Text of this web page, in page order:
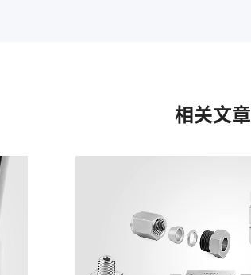
相关文章